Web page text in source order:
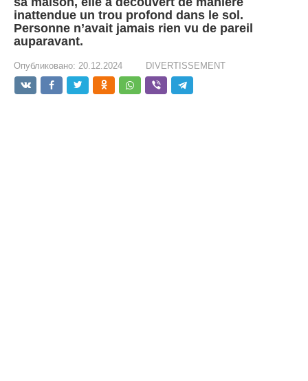
inattendue un trou profond dans le sol.
Personne n’avait jamais rien vu de pareil
auparavant.
Опубликовано: 20.12.2024 DIVERTISSEMENT